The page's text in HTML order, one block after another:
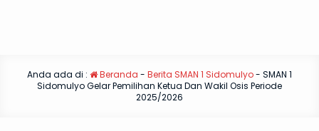
Anda ada di : Beranda - Berita SMAN 1 Sidomulyo- SMAN 1
Sidomulyo Gelar Pemilihan Ketua Dan Wakil Osis Periode
2025/2026